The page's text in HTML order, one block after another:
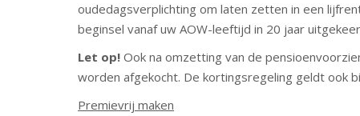
oudedagsverplichting om laten zetten in een
beginsel vanaf uw AOW-leeftijd in 20 jaar
Let op! Ook na omzetting van de
worden afgekocht. De kortingsregeling geldt ook
Premievrij maken